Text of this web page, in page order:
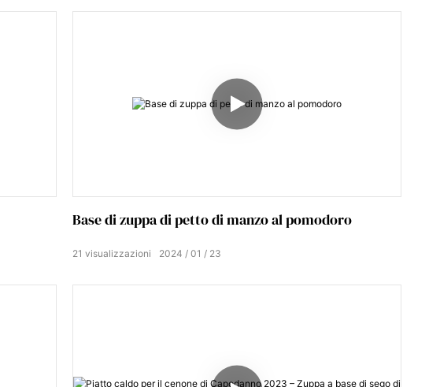
Base di zuppa di petto di manzo al pomodoro
2024 01 23
21 visualizzazioni